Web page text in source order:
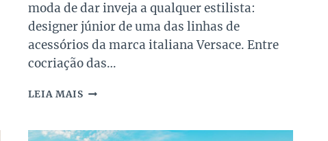
moda de dar inveja a qualquer estilista:
designer júnior de uma das linhas de
acessórios da marca italiana Versace. Entre
cocriação das…
LEIA MAIS CONHEÇA
A